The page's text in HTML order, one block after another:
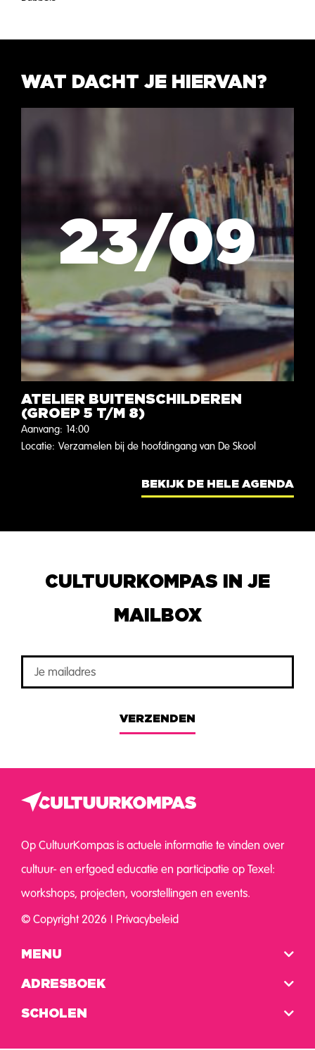
WAT DACHT JE HIERVAN?
23/09
ATELIER BUITENSCHILDEREN
(GROEP 5 T/M 8)
Aanvang: 14:00
Locatie: Verzamelen bij de hoofdingang van De Skool
BEKIJK DE HELE AGENDA
CULTUURKOMPAS IN JE
MAILBOX
VERZENDEN
Op CultuurKompas is actuele informatie te vinden over
cultuur- en erfgoed educatie en participatie op Texel:
workshops, projecten, voorstellingen en events.
© Copyright 2026
Privacybeleid
MENU
ADRESBOEK
SCHOLEN